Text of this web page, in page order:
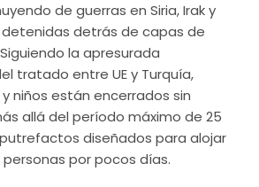
de guerras en Siria, Irak y
detrás de capas de
la apresurada
tratado entre UE y Turquía,
niños están encerrados sin
allá del período máximo de 25
diseñados para alojar
por pocos días.